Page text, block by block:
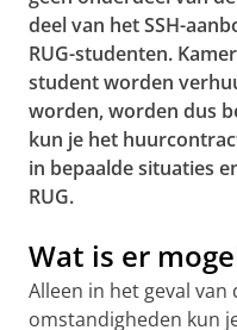
deel van het SSH-
RUG-studenten.
student worden
worden, worden dus
kun je het
in bepaalde situaties
RUG.
Wat is er
Alleen in het geval
omstandigheden kun